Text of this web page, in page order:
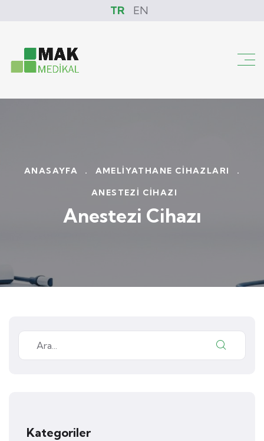
TR EN
ANASAYFA . AMELIYATHANE CIHAZLARI .
ANESTEZI CIHAZI
Anestezi Cihazı
Kategoriler